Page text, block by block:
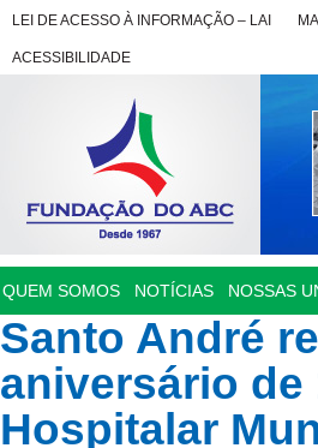
LEI DE ACESSO À INFORMAÇÃO – LAI
ACESSIBILIDADE
QUEM SOMOS NOTÍCIAS NOSSAS
Santo André
aniversário de
Hospitalar